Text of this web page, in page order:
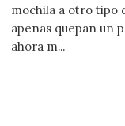
mochila a otro tipo
apenas quepan un
ahora m...